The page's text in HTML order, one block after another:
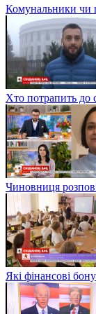
Комунальники чи
Хто потрапить до
Чиновниця
Які фінансові